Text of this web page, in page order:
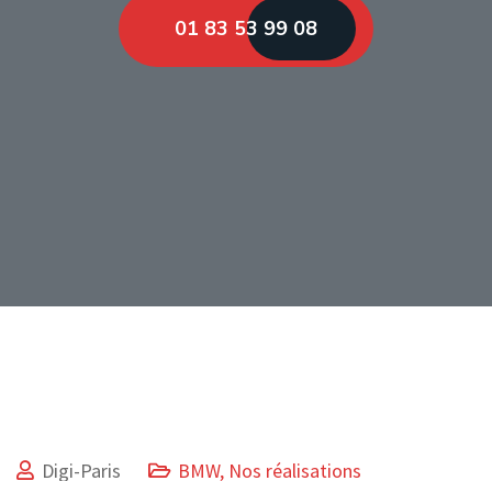
01 83 53 99 08
Digi-Paris BMW, Nos réalisations